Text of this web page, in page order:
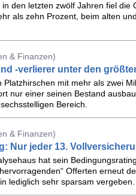
den letzten zwölf Jahren fiel die
als zehn Prozent, beim alten
& Finanzen)
-verlierer unter den
Platzhirschen mit mehr als zwei
nur einer seinen Bestand
Bereich.
& Finanzen)
Nur jeder 13.
hat sein
Offerten erneut
lediglich sehr sparsam vergeben.